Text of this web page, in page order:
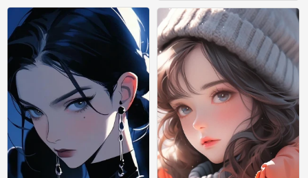
绘画
0
绘画
0